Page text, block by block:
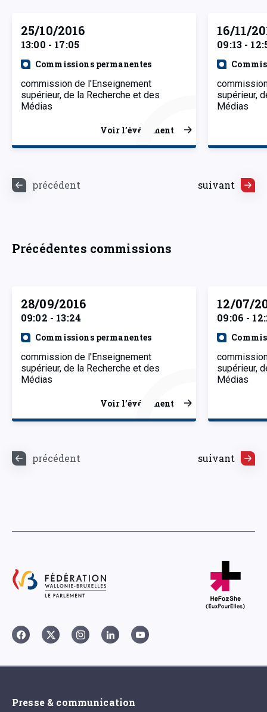
25/10/2016
13:00 - 17:05
Commissions permanentes
commission de l'Enseignement
supérieur, de la Recherche et des
Médias
Voir l’événement
16/11/
09:13 -
supérieur,
Médias
précédent suivant
Précédentes commissions
28/09/2016
09:02 - 13:24
Commissions permanentes
commission de l'Enseignement
supérieur, de la Recherche et des
Médias
Voir l’événement
12/07/
09:06 -
supérieur,
Médias
précédent suivant
Presse & communication